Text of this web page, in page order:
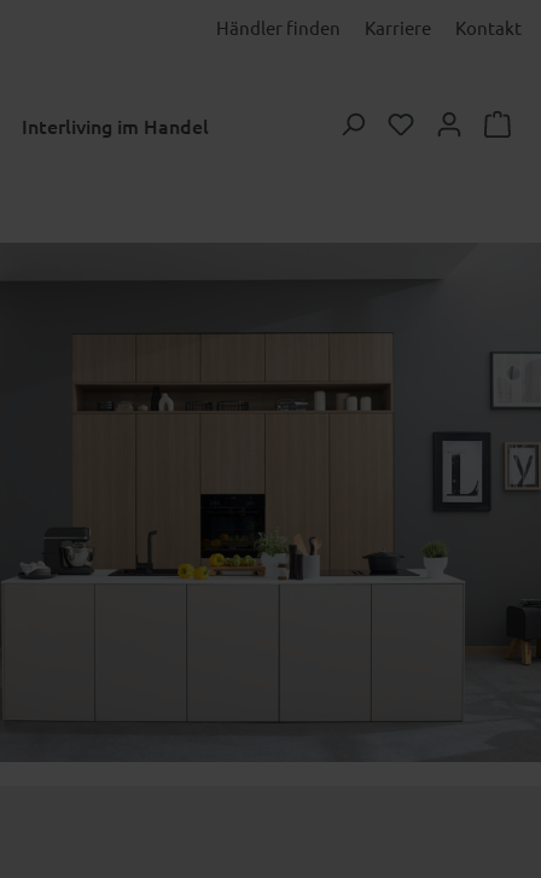
Händler finden Karriere Kontakt
Interliving im Handel Du hast 0